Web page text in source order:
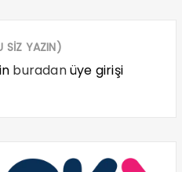
SİZ YAZIN)
buradanüye girişi